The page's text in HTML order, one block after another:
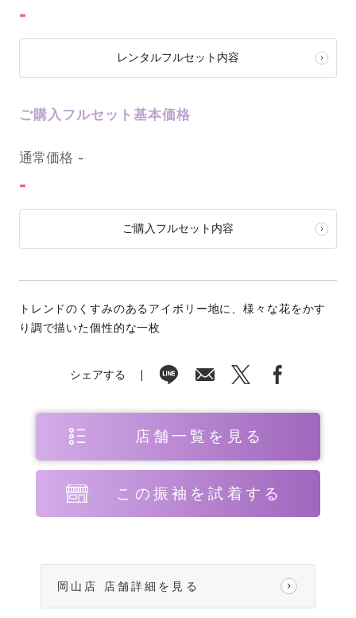
-
レンタルフルセット内容
ご購入フルセット基本価格
通常価格 -
-
ご購入フルセット内容
トレンドのくすみのあるアイボリー地に、様々な花をかす
り調で描いた個性的な一枚
シェアする
店舗一覧を見る
この振袖を試着する
岡山店 店舗詳細を見る